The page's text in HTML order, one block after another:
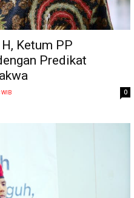
Ketum PP
Predikat
WIB 0